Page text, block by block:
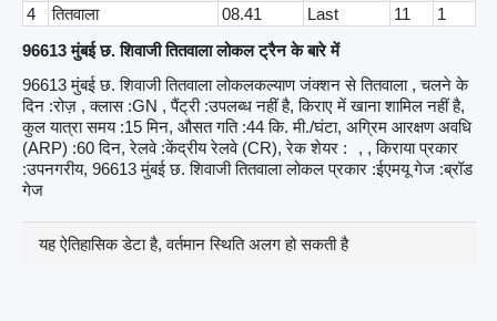
4
तितवाला 08.41 Last 11
1
96613 मुंबई छ. शिवाजी तितवाला लोकल ट्रैन के बारे में
96613 मुंबई छ. शिवाजी तितवाला लोकलकल्याण जंक्शन से तितवाला , चलने के
दिन :रोज़ , क्लास :GN , पैंट्री :उपलब्ध नहीं है, किराए में खाना शामिल नहीं है,
कुल यात्रा समय :15 मिन, औसत गति :44 कि. मी./घंटा, अग्रिम आरक्षण अवधि
(ARP) :60 दिन, रेलवे :केंद्रीय रेलवे (CR), रेक शेयर :
, , किराया प्रकार
:उपनगरीय, 96613 मुंबई छ. शिवाजी तितवाला लोकल प्रकार :ईएमयू गेज :ब्रॉड
गेज
यह ऐतिहासिक डेटा है, वर्तमान स्थिति अलग हो सकती है